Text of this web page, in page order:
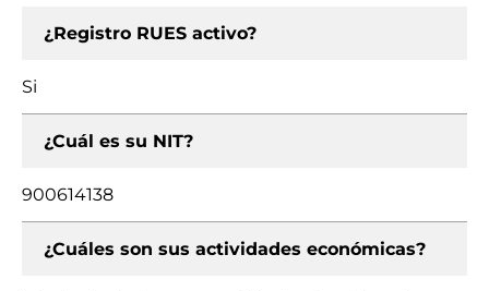
¿Registro RUES activo?
Si
¿Cuál es su NIT?
900614138
¿Cuáles son sus actividades económicas?